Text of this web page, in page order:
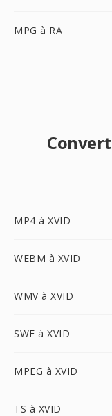
MPG à RA
MP4 à XVID
WEBM à XVID
WMV à XVID
SWF à XVID
MPEG à XVID
TS à XVID